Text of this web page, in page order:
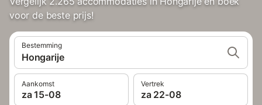
voor de beste prijs!
Bestemming
Hongarije
Aankomst
za 15-08
Vertrek
za 22-08